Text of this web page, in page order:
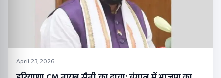
April 23, 2026